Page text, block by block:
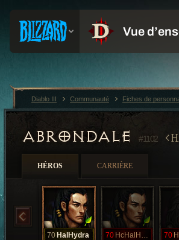
ABRONDALE #1102
HÉROS CARRIÈRE
70 HalHydra 70 HcHalHydra 70
Diablo III Communauté Fiches de